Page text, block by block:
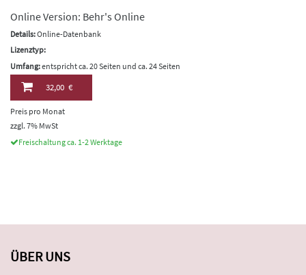
Online Version: Behr's Online
Details:Online-Datenbank
Lizenztyp:
Umfang:entspricht ca. 20 Seiten und ca. 24 Seiten
32,00 €
Preis pro Monat
zzgl. 7% MwSt
Freischaltung ca. 1-2 Werktage
ÜBER UNS